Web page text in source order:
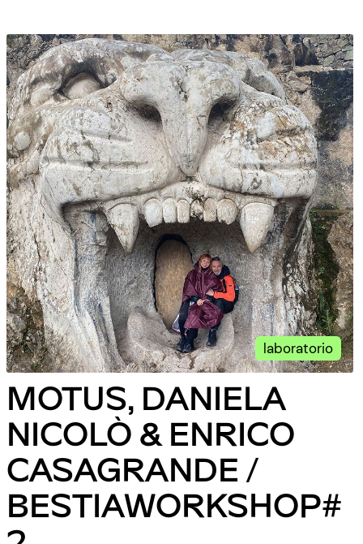
laboratorio
MOTUS, DANIELA
NICOLÒ & ENRICO
CASAGRANDE /
BESTIAWORKSHOP#